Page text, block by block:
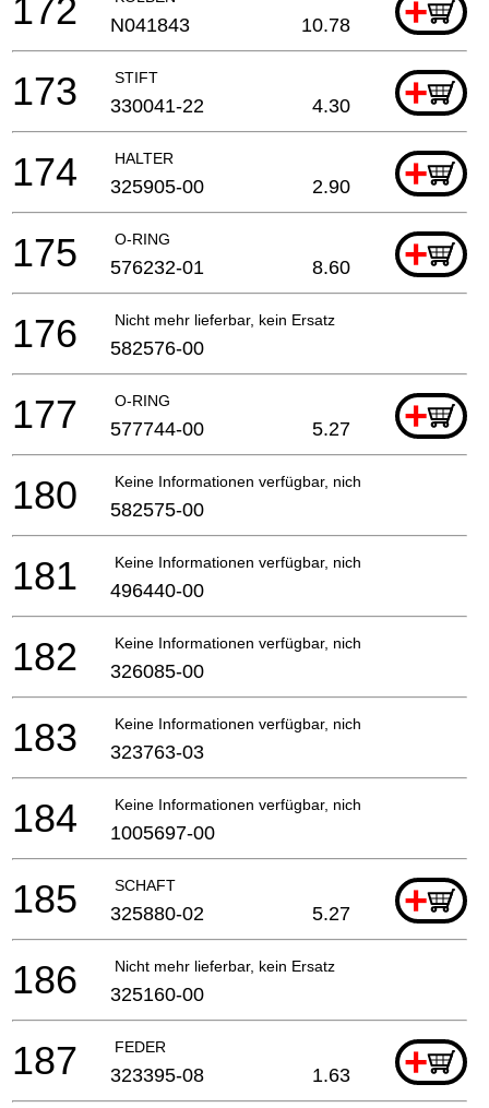
+
172 N041843 10.78
STIFT +
173 330041-22 4.30
HALTER +
174 325905-00 2.90
O-RING +
175 576232-01 8.60
Nicht mehr lieferbar, kein Ersatz
176 582576-00
O-RING +
177 577744-00 5.27
Keine Informationen verfügbar, nicht bestellbar
180 582575-00
Keine Informationen verfügbar, nicht bestellbar
181 496440-00
Keine Informationen verfügbar, nicht bestellbar
182 326085-00
Keine Informationen verfügbar, nicht bestellbar
183 323763-03
Keine Informationen verfügbar, nicht bestellbar
184 1005697-00
SCHAFT +
185 325880-02 5.27
Nicht mehr lieferbar, kein Ersatz
186 325160-00
FEDER +
187 323395-08 1.63